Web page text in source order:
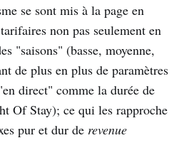
se sont mis à la page en
non pas seulement en
"saisons" (basse, moyenne,
de plus en plus de paramètres
direct" comme la durée de
Of Stay); ce qui les rapproche
pur et dur de revenue